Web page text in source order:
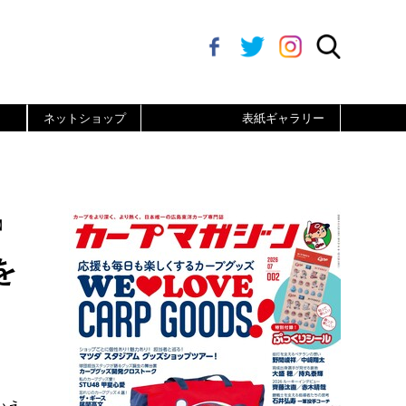
ネットショップ 表紙ギャラリー